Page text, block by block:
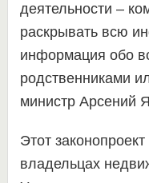
деятельности –
раскрывать всю
информация обо
родственниками
министр Арсений
Этот
владельцах